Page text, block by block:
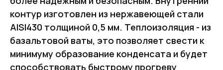
контур изготовлен из нержавеющей стали
AISI430 толщиной 0,5 мм. Теплоизоляция - из
базальтовой ваты, это позволяет свести к
минимуму образование конденсата и будет
способствовать быстрому прогреву